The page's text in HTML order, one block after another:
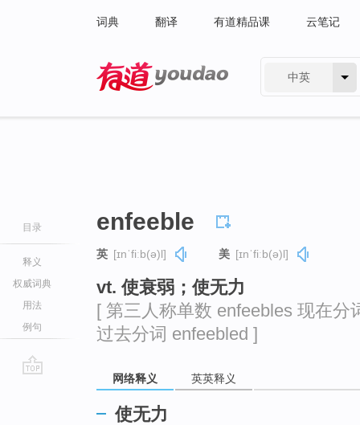
词典 翻译 有道精品课 云笔记
中英
目录
释义
权威词典
用法
例句
enfeeble
英 [ɪnˈfiːb(ə)l] 美 [ɪnˈfiːb(ə)l]
vt. 使衰弱；使无力
[ 第三人称单数 enfeebles 现在分
过去分词 enfeebled ]
网络释义 英英释义
使无力